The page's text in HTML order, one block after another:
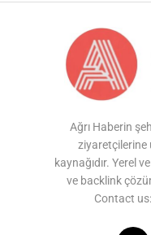
Ağrı Haberin
ziyaretçilerine
kaynağıdır. Yerel
ve backlink
Contact us: